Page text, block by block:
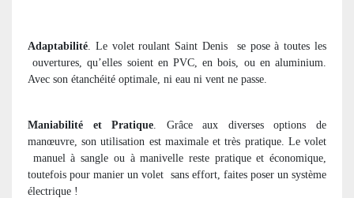
Adaptabilité . Le volet roulant Saint Denis
se pose à toutes les
ouvertures, qu’elles soient en PVC, en bois, ou en aluminium.
Avec son étanchéité optimale, ni eau ni vent ne passe.
Maniabilité et Pratique . Grâce aux diverses options de
manœuvre, son utilisation est maximale et très pratique. Le volet
manuel à sangle ou à manivelle reste pratique et économique,
toutefois pour manier un volet sans effort, faites poser un système
électrique !